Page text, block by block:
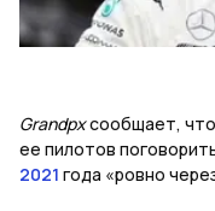
Grandpxсообщает,
ее пилотов
2021 года «ровно